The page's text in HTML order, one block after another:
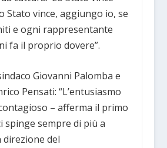
Stato vince, aggiungo io, se
e ogni rappresentante
fa il proprio dovere”.
Giovanni Palomba e
Pensati: “L’entusiasmo
– afferma il primo
spinge sempre di più a
del